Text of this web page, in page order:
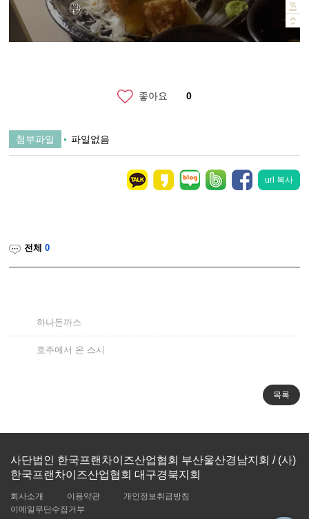
좋아요 0
첨부파일 파일없음
url 복사
전체0
하나돈까스
호주에서 온 스시
사단법인 한국프랜차이즈산업협회 부산울산경남지회 / (사)
한국프랜차이즈산업협회 대구경북지회
회사소개 이용약관
개인정보취급방침
이메일무단수집거부